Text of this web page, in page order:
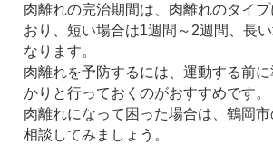
肉離れの完治期間は、肉離れのタイ
おり、短い場合は1週間～2週間、長
なります。
肉離れを予防するには、運動する前
かりと行っておくのがおすすめです。
肉離れになって困った場合は、鶴岡
相談してみましょう。